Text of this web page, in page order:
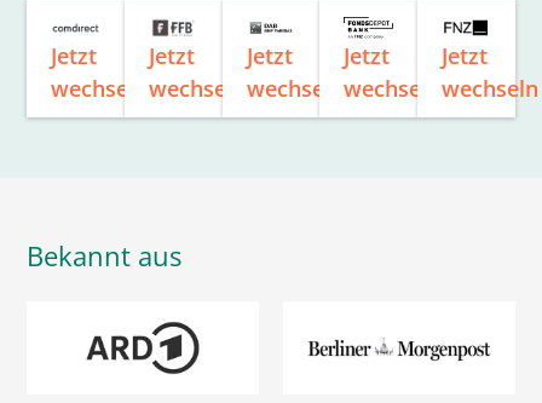
Jetzt
wechseln
Jetzt
wechseln
Jetzt
wechseln
Jetzt
wechseln
Jetzt
wechseln
Bekannt aus